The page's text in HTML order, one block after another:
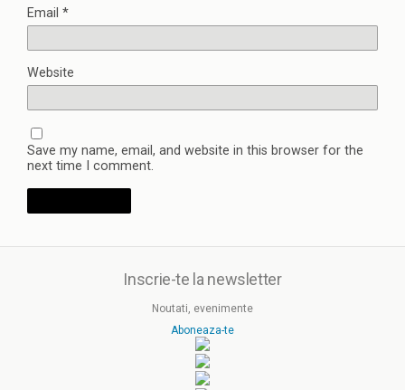
Email *
Website
Save my name, email, and website in this browser for the
next time I comment.
Inscrie-te la newsletter
Noutati, evenimente
Aboneaza-te